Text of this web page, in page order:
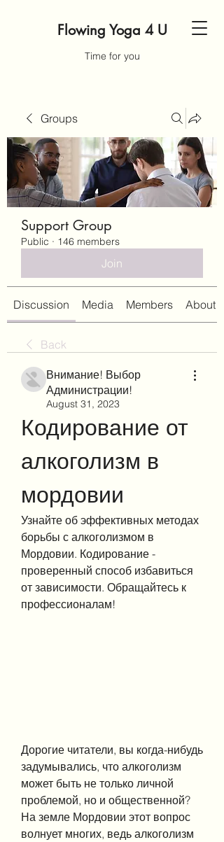
Flowing Yoga 4 U
Time for you
Groups
Support Group
Public · 146 members
Join
Discussion Media Members About
Back
Внимание! Выбор
Администрации!
August 31, 2023
Кодирование от
алкоголизм в
мордовии
Узнайте об эффективных методах
борьбы с алкоголизмом в
Мордовии. Кодирование -
проверенный способ избавиться
от зависимости. Обращайтесь к
профессионалам!
Дорогие читатели, вы когда-нибудь
задумывались, что алкоголизм
может быть не только личной
проблемой, но и общественной?
На земле Мордовии этот вопрос
волнует многих, ведь алкоголизм